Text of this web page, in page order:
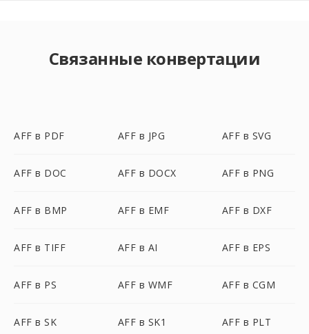
Связанные конвертации
AFF в PDF AFF в JPG AFF в SVG
AFF в DOC AFF в DOCX AFF в PNG
AFF в BMP AFF в EMF AFF в DXF
AFF в TIFF AFF в AI AFF в EPS
AFF в PS AFF в WMF AFF в CGM
AFF в SK AFF в SK1 AFF в PLT